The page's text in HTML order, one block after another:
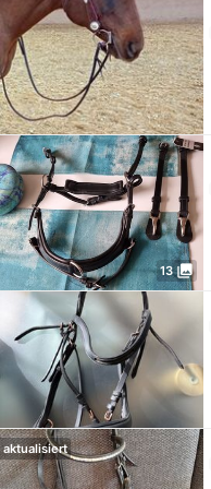
13 photo_library
aktualisiert